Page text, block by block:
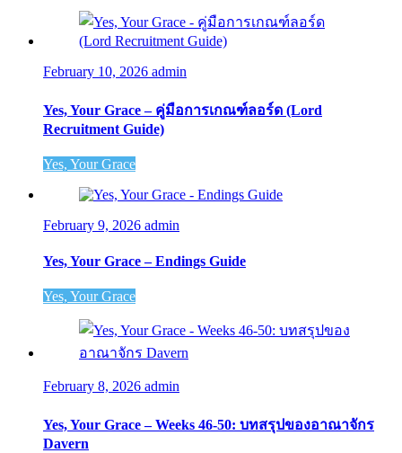
February 10, 2026 admin
Yes, Your Grace – คู่มือการเกณฑ์ลอร์ด (Lord
Recruitment Guide)
Yes, Your Grace
February 9, 2026 admin
Yes, Your Grace – Endings Guide
Yes, Your Grace
February 8, 2026 admin
Yes, Your Grace – Weeks 46-50: บทสรุปของอาณาจักร
Davern